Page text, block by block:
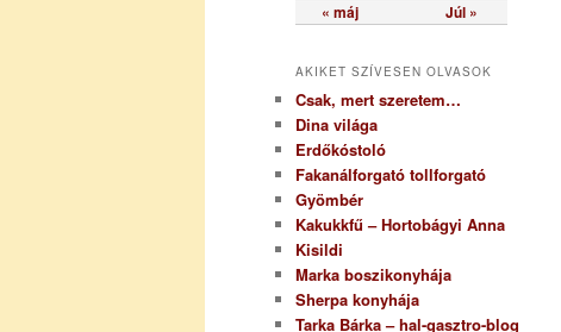
« máj Júl »
AKIKET SZÍVESEN OLVASOK
Csak, mert szeretem…
Dina világa
Erdőkóstoló
Fakanálforgató tollforgató
Gyömbér
Kakukkfű – Hortobágyi Anna
Kisildi
Marka boszikonyhája
Sherpa konyhája
Tarka Bárka – hal-gasztro-blog